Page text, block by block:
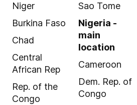
Niger
Burkina Faso
Chad
Central
African Rep
Rep. of the
Congo
Sao Tome
Nigeria -
main
location
Cameroon
Dem. Rep. of
Congo